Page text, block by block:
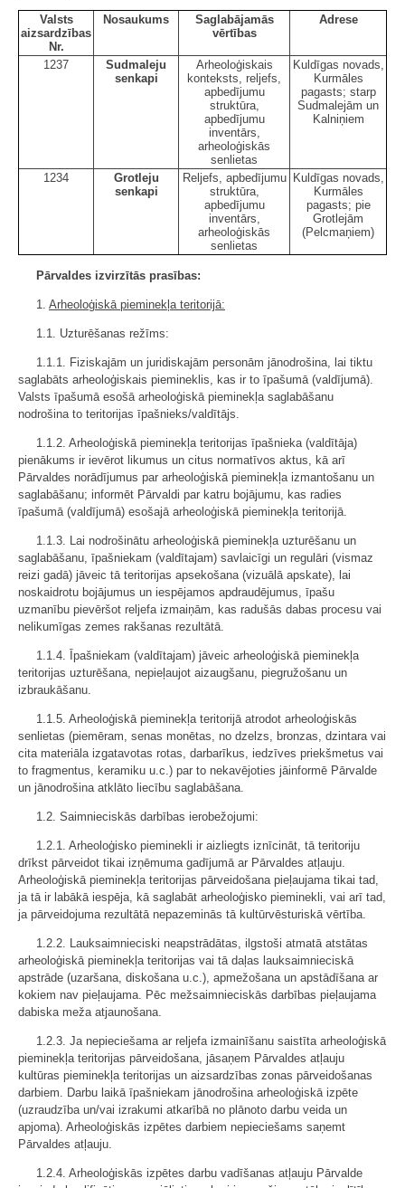
Valsts
aizsardzības
Nr.
Nosaukums
Saglabājamās
vērtības
Adrese
1237
Sudmaleju
senkapi
Arheoloģiskais
konteksts, reljefs,
apbedījumu
struktūra,
apbedījumu
inventārs,
arheoloģiskās
senlietas
Kuldīgas novads,
Kurmāles
pagasts; starp
Sudmalejām un
Kalniņiem
1234
Grotleju
senkapi
Reljefs, apbedījumu
struktūra,
apbedījumu
inventārs,
arheoloģiskās
senlietas
Kuldīgas novads,
Kurmāles
pagasts; pie
Grotlejām
(Pelcmaņiem)
Pārvaldes izvirzītās prasības:
1. Arheoloģiskā pieminekļa teritorijā:
1.1. Uzturēšanas režīms:
1.1.1. Fiziskajām un juridiskajām personām jānodrošina, lai tiktu
saglabāts arheoloģiskais piemineklis, kas ir to īpašumā (valdījumā).
Valsts īpašumā esošā arheoloģiskā pieminekļa saglabāšanu
nodrošina to teritorijas īpašnieks/valdītājs.
1.1.2. Arheoloģiskā pieminekļa teritorijas īpašnieka (valdītāja)
pienākums ir ievērot likumus un citus normatīvos aktus, kā arī
Pārvaldes norādījumus par arheoloģiskā pieminekļa izmantošanu un
saglabāšanu; informēt Pārvaldi par katru bojājumu, kas radies
īpašumā (valdījumā) esošajā arheoloģiskā pieminekļa teritorijā.
1.1.3. Lai nodrošinātu arheoloģiskā pieminekļa uzturēšanu un
saglabāšanu, īpašniekam (valdītajam) savlaicīgi un regulāri (vismaz
reizi gadā) jāveic tā teritorijas apsekošana (vizuālā apskate), lai
noskaidrotu bojājumus un iespējamos apdraudējumus, īpašu
uzmanību pievēršot reljefa izmaiņām, kas radušās dabas procesu vai
nelikumīgas zemes rakšanas rezultātā.
1.1.4. Īpašniekam (valdītajam) jāveic arheoloģiskā pieminekļa
teritorijas uzturēšana, nepieļaujot aizaugšanu, piegružošanu un
izbraukāšanu.
1.1.5. Arheoloģiskā pieminekļa teritorijā atrodot arheoloģiskās
senlietas (piemēram, senas monētas, no dzelzs, bronzas, dzintara vai
cita materiāla izgatavotas rotas, darbarīkus, iedzīves priekšmetus vai
to fragmentus, keramiku u.c.) par to nekavējoties jāinformē Pārvalde
un jānodrošina atklāto liecību saglabāšana.
1.2. Saimnieciskās darbības ierobežojumi:
1.2.1. Arheoloģisko pieminekli ir aizliegts iznīcināt, tā teritoriju
drīkst pārveidot tikai izņēmuma gadījumā ar Pārvaldes atļauju.
Arheoloģiskā pieminekļa teritorijas pārveidošana pieļaujama tikai tad,
ja tā ir labākā iespēja, kā saglabāt arheoloģisko pieminekli, vai arī tad,
ja pārveidojuma rezultātā nepazeminās tā kultūrvēsturiskā vērtība.
1.2.2. Lauksaimnieciski neapstrādātas, ilgstoši atmatā atstātas
arheoloģiskā pieminekļa teritorijas vai tā daļas lauksaimnieciskā
apstrāde (uzaršana, diskošana u.c.), apmežošana un apstādīšana ar
kokiem nav pieļaujama. Pēc mežsaimnieciskās darbības pieļaujama
dabiska meža atjaunošana.
1.2.3. Ja nepieciešama ar reljefa izmainīšanu saistīta arheoloģiskā
pieminekļa teritorijas pārveidošana, jāsaņem Pārvaldes atļauju
kultūras pieminekļa teritorijas un aizsardzības zonas pārveidošanas
darbiem. Darbu laikā īpašniekam jānodrošina arheoloģiskā izpēte
(uzraudzība un/vai izrakumi atkarībā no plānoto darbu veida un
apjoma). Arheoloģiskās izpētes darbiem nepieciešams saņemt
Pārvaldes atļauju.
1.2.4. Arheoloģiskās izpētes darbu vadīšanas atļauju Pārvalde